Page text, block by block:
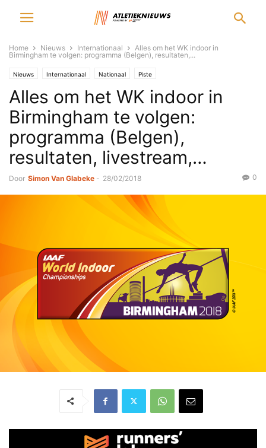
Home Nieuws Internationaal
Alles om het WK indoor in
Birmingham te volgen: programma (Belgen), resultaten,...
Nieuws Internationaal Nationaal Piste
Alles om het WK indoor in
Birmingham te volgen:
programma (Belgen),
resultaten, livestream,…
Door Simon Van Glabeke - 28/02/2018 0